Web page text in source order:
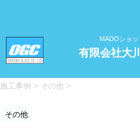
MADOショ
有限会社大
施工事例 > その他 >
その他